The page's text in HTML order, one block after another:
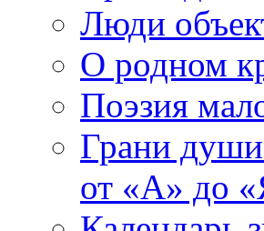
Люди
О родном
Поэзия
Грани души
от «А» до